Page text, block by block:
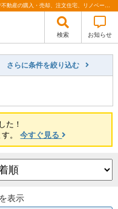
即日内覧可能 ｜関西（大阪・北摂・神戸）・関東（東京）で不動産の購入・売却、注文住宅、リノベーションの事なら株式会社ハウスコミュニケーション
検索 お知らせ
さらに条件を絞り込む
た！
す。今すぐ見る
表示